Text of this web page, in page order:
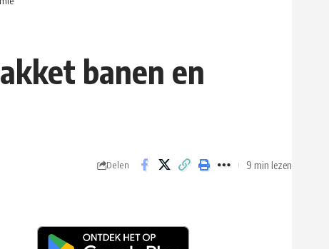
banen en
Delen 9 min lezen